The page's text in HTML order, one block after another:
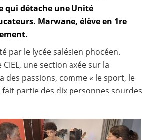
qui détache une Unité
Marwane, élève en 1re
par le lycée salésien phocéen.
une section axée sur la
des passions, comme « le sport, le
partie des dix personnes sourdes